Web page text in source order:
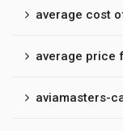
average cost
average price
aviamasters-